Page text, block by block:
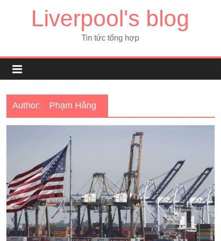
Liverpool's blog
Tin tức tổng hợp
Author: Phạm Hằng